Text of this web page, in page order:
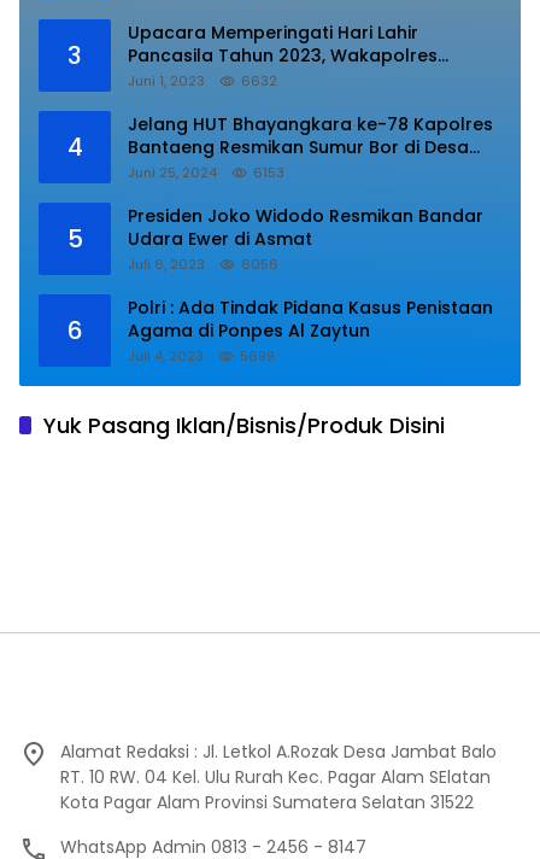
3
Upacara Memperingati Hari Lahir
Pancasila Tahun 2023, Wakapolres
Lampung Utara Bacakan Amanat Kepala
Juni 1, 2023 6632
4
Jelang HUT Bhayangkara ke-78 Kapolres
Bantaeng Resmikan Sumur Bor di Desa
Kaloling Bantaeng
Juni 25, 2024 6153
5
Presiden Joko Widodo Resmikan Bandar
Udara Ewer di Asmat
Juli 6, 2023 6056
6
Polri : Ada Tindak Pidana Kasus Penistaan
Agama di Ponpes Al Zaytun
Juli 4, 2023 5699
Yuk Pasang Iklan/Bisnis/Produk Disini
Alamat Redaksi : Jl. Letkol A.Rozak Desa Jambat Balo
RT. 10 RW. 04 Kel. Ulu Rurah Kec. Pagar Alam SElatan
Kota Pagar Alam Provinsi Sumatera Selatan 31522
WhatsApp Admin 0813 - 2456 - 8147